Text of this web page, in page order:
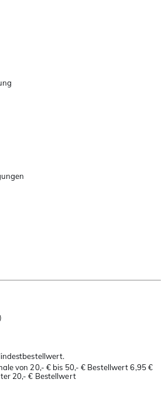
von 20,- € bis 50,- € Bestellwert 6,95 €
20,- € Bestellwert